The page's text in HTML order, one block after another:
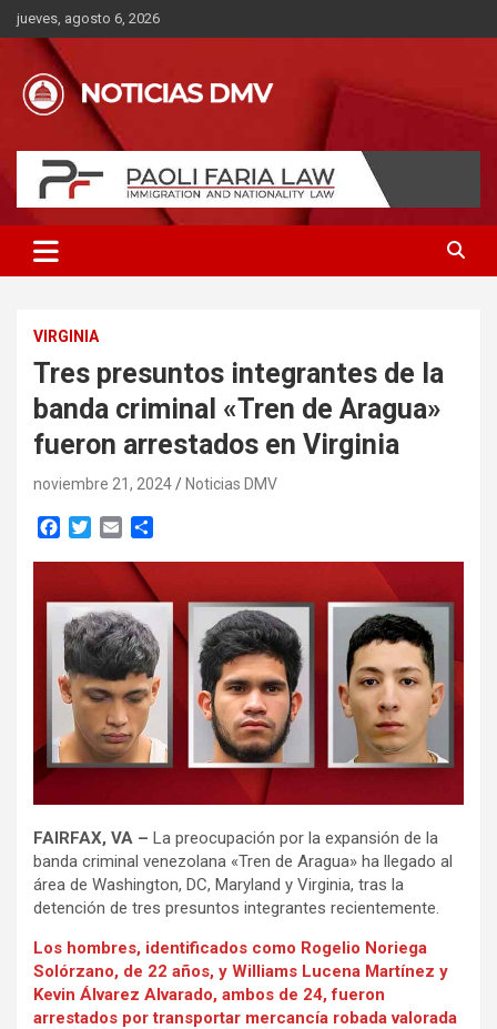
Saltar
al
contenido
jueves, agosto 6, 2026
VIRGINIA
Tres presuntos integrantes de la
banda criminal «Tren de Aragua»
fueron arrestados en Virginia
noviembre 21, 2024 Noticias DMV
b
o
o
k
t
e
r
a
l
p
r
t
i
r
FAIRFAX, VA – La preocupación por la expansión de la
banda criminal venezolana «Tren de Aragua» ha llegado al
área de Washington, DC, Maryland y Virginia, tras la
detención de tres presuntos integrantes recientemente.
Los hombres, identificados como Rogelio Noriega
Solórzano, de 22 años, y Williams Lucena Martínez y
Kevin Álvarez Alvarado, ambos de 24, fueron
arrestados por transportar mercancía robada valorada